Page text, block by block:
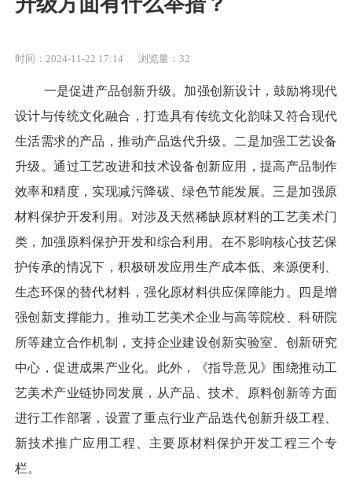
时间：2024-11-22 17:14 浏览量： 32
一是促进产品创新升级。加强创新设计，鼓励将现代
设计与传统文化融合，打造具有传统文化韵味又符合现代
生活需求的产品，推动产品迭代升级。二是加强工艺设备
升级。通过工艺改进和技术设备创新应用，提高产品制作
效率和精度，实现减污降碳、绿色节能发展。三是加强原
材料保护开发利用。对涉及天然稀缺原材料的工艺美术门
类，加强原料保护开发和综合利用。在不影响核心技艺保
护传承的情况下，积极研发应用生产成本低、来源便利、
生态环保的替代材料，强化原材料供应保障能力。四是增
强创新支撑能力。推动工艺美术企业与高等院校、科研院
所等建立合作机制，支持企业建设创新实验室、创新研究
中心，促进成果产业化。此外，《指导意见》围绕推动工
艺美术产业链协同发展，从产品、技术、原料创新等方面
进行工作部署，设置了重点行业产品迭代创新升级工程、
新技术推广应用工程、主要原材料保护开发工程三个专
栏。